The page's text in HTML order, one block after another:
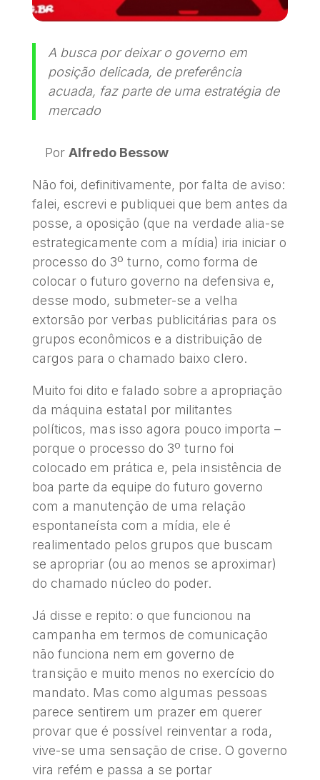
A busca por deixar o governo em
posição delicada, de preferência
acuada, faz parte de uma estratégia de
mercado
Por Alfredo Bessow
Não foi, definitivamente, por falta de aviso:
falei, escrevi e publiquei que bem antes da
posse, a oposição (que na verdade alia-se
estrategicamente com a mídia) iria iniciar o
processo do 3º turno, como forma de
colocar o futuro governo na defensiva e,
desse modo, submeter-se a velha
extorsão por verbas publicitárias para os
grupos econômicos e a distribuição de
cargos para o chamado baixo clero.
Muito foi dito e falado sobre a apropriação
da máquina estatal por militantes
políticos, mas isso agora pouco importa –
porque o processo do 3º turno foi
colocado em prática e, pela insistência de
boa parte da equipe do futuro governo
com a manutenção de uma relação
espontaneísta com a mídia, ele é
realimentado pelos grupos que buscam
se apropriar (ou ao menos se aproximar)
do chamado núcleo do poder.
Já disse e repito: o que funcionou na
campanha em termos de comunicação
não funciona nem em governo de
transição e muito menos no exercício do
mandato. Mas como algumas pessoas
parece sentirem um prazer em querer
provar que é possível reinventar a roda,
vive-se uma sensação de crise. O governo
vira refém e passa a se portar